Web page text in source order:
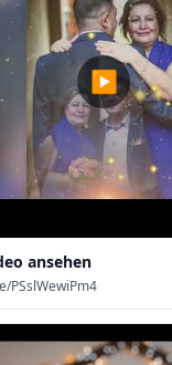
▶
ansehen
PSslWewiPm4